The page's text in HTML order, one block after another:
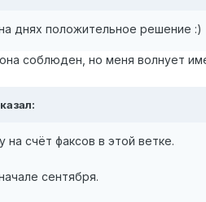
днях положительное решение :)
соблюден, но меня волнует
счёт факсов в этой ветке.
сентября.